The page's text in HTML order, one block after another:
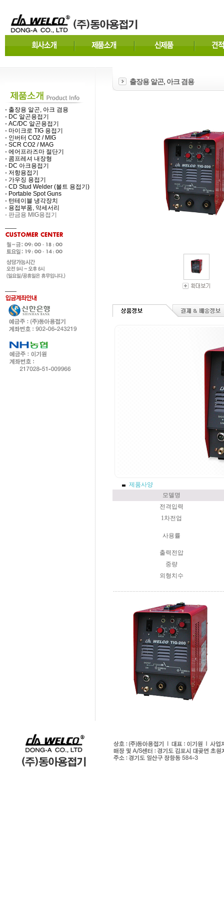
- 출장용 알곤, 아크 겸용
- DC 알곤용접기
- AC/DC 알곤용접기
- 마이크로 TIG 용접기
- 인버터 CO2 / MIG
- SCR CO2 / MAG
- 에어프라즈마 절단기
- 콤프레셔 내장형
- DC 아크용접기
- 저항용접기
- 가우징 용접기
- CD Stud Welder (볼트 용접기)
- Portable Spot Guns
- 턴테이블 냉각장치
- 용접부품, 악세서리
- 판금용 MIG용접기
출장용 알곤, 아크 겸용
제품사양
모델명
전격입력
1차전업
사용률
출력전압
중량
외형치수